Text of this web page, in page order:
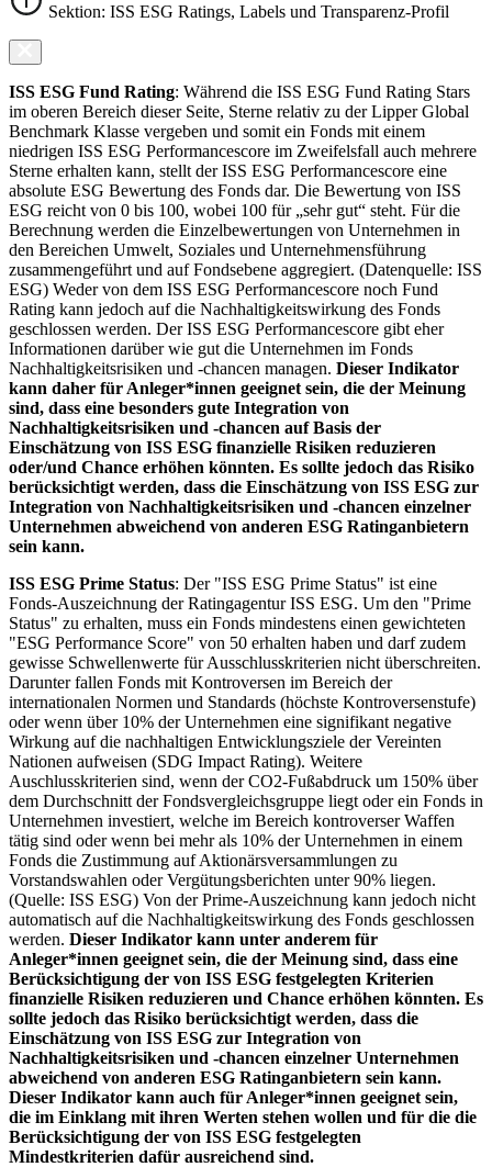
Sektion: ISS ESG Ratings, Labels und Transparenz-Profil
ISS ESG Fund Rating: Während die ISS ESG Fund Rating Stars
im oberen Bereich dieser Seite, Sterne relativ zu der Lipper Global
Benchmark Klasse vergeben und somit ein Fonds mit einem
niedrigen ISS ESG Performancescore im Zweifelsfall auch mehrere
Sterne erhalten kann, stellt der ISS ESG Performancescore eine
absolute ESG Bewertung des Fonds dar. Die Bewertung von ISS
ESG reicht von 0 bis 100, wobei 100 für „sehr gut“ steht. Für die
Berechnung werden die Einzelbewertungen von Unternehmen in
den Bereichen Umwelt, Soziales und Unternehmensführung
zusammengeführt und auf Fondsebene aggregiert. (Datenquelle: ISS
ESG) Weder von dem ISS ESG Performancescore noch Fund
Rating kann jedoch auf die Nachhaltigkeitswirkung des Fonds
geschlossen werden. Der ISS ESG Performancescore gibt eher
Informationen darüber wie gut die Unternehmen im Fonds
Nachhaltigkeitsrisiken und -chancen managen. Dieser Indikator
kann daher für Anleger*innen geeignet sein, die der Meinung
sind, dass eine besonders gute Integration von
Nachhaltigkeitsrisiken und -chancen auf Basis der
Einschätzung von ISS ESG finanzielle Risiken reduzieren
oder/und Chance erhöhen könnten. Es sollte jedoch das Risiko
berücksichtigt werden, dass die Einschätzung von ISS ESG zur
Integration von Nachhaltigkeitsrisiken und -chancen einzelner
Unternehmen abweichend von anderen ESG Ratinganbietern
sein kann.
ISS ESG Prime Status: Der "ISS ESG Prime Status" ist eine
Fonds-Auszeichnung der Ratingagentur ISS ESG. Um den "Prime
Status" zu erhalten, muss ein Fonds mindestens einen gewichteten
"ESG Performance Score" von 50 erhalten haben und darf zudem
gewisse Schwellenwerte für Ausschlusskriterien nicht überschreiten.
Darunter fallen Fonds mit Kontroversen im Bereich der
internationalen Normen und Standards (höchste Kontroversenstufe)
oder wenn über 10% der Unternehmen eine signifikant negative
Wirkung auf die nachhaltigen Entwicklungsziele der Vereinten
Nationen aufweisen (SDG Impact Rating). Weitere
Auschlusskriterien sind, wenn der CO2-Fußabdruck um 150% über
dem Durchschnitt der Fondsvergleichsgruppe liegt oder ein Fonds in
Unternehmen investiert, welche im Bereich kontroverser Waffen
tätig sind oder wenn bei mehr als 10% der Unternehmen in einem
Fonds die Zustimmung auf Aktionärsversammlungen zu
Vorstandswahlen oder Vergütungsberichten unter 90% liegen.
(Quelle: ISS ESG) Von der Prime-Auszeichnung kann jedoch nicht
automatisch auf die Nachhaltigkeitswirkung des Fonds geschlossen
werden. Dieser Indikator kann unter anderem für
Anleger*innen geeignet sein, die der Meinung sind, dass eine
Berücksichtigung der von ISS ESG festgelegten Kriterien
finanzielle Risiken reduzieren und Chance erhöhen könnten. Es
sollte jedoch das Risiko berücksichtigt werden, dass die
Einschätzung von ISS ESG zur Integration von
Nachhaltigkeitsrisiken und -chancen einzelner Unternehmen
abweichend von anderen ESG Ratinganbietern sein kann.
Dieser Indikator kann auch für Anleger*innen geeignet sein,
die im Einklang mit ihren Werten stehen wollen und für die die
Berücksichtigung der von ISS ESG festgelegten
Mindestkriterien dafür ausreichend sind.